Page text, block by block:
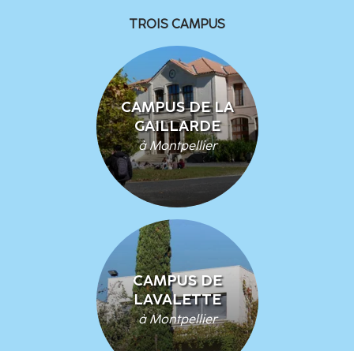
TROIS CAMPUS
CAMPUS DE LA
GAILLARDE
à Montpellier
CAMPUS DE
LAVALETTE
à Montpellier